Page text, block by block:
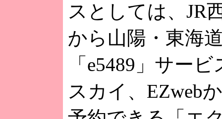
スとしては、JR
から山陽・東海
「e5489」サー
スカイ、EZweb